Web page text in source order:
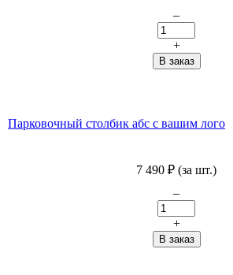
–
+
Парковочный столбик абс с вашим лого
7 490 ₽ (за шт.)
–
+